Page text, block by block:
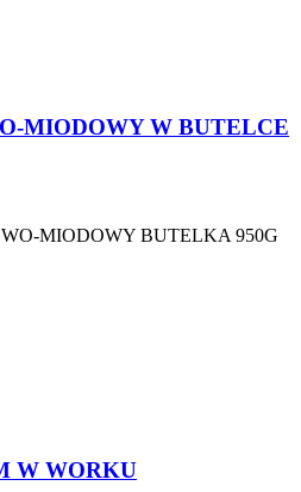
MIODOWY W BUTELCE
MIODOWY BUTELKA 950G
W WORKU